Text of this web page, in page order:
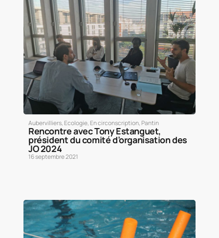
Aubervilliers, Ecologie, En circonscription, Pantin
Rencontre avec Tony Estanguet,
président du comité d’organisation des
JO 2024
16 septembre 2021